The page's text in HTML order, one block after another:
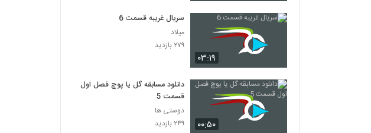
۰۳:۱۹
سریال غریبه قسمت 6
میلاد
۲۷۹ بازدید
۰۰:۵۰
دانلود مسابقه گل یا پوچ فصل اول
قسمت 5
دوستی ها
۲۴۹ بازدید